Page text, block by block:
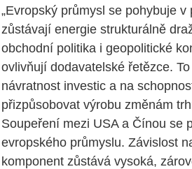
„Evropský průmysl se pohybuje v
zůstávají energie strukturálně
obchodní politika i geopolitické
ovlivňují dodavatelské řetězce.
návratnost investic a na
přizpůsobovat výrobu změnám
Soupeření mezi USA a Čínou se
evropského průmyslu. Závislost
komponent zůstává vysoká,